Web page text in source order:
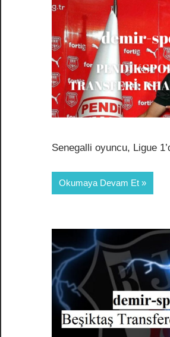
Senegalli oyuncu, Ligue
Okumaya Devam Et